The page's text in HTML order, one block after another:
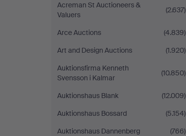
Acreman St Auctioneers &
Valuers
(2.637)
Arce Auctions
(4.839)
Art and Design Auctions
(1.920)
Auktionsfirma Kenneth
Svensson i Kalmar
(10.850)
Auktionshaus Blank
(12.009)
Auktionshaus Bossard
(5.154)
Auktionshaus Dannenberg
(766)